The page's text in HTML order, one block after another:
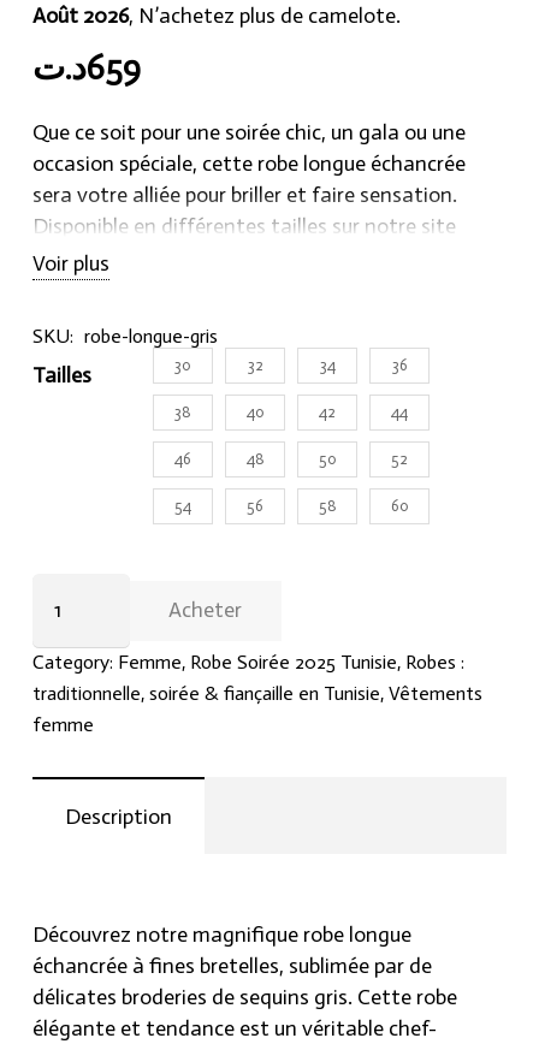
Août 2026, N’achetez plus de camelote.
659د.ت
Que ce soit pour une soirée chic, un gala ou une
occasion spéciale, cette robe longue échancrée
sera votre alliée pour briller et faire sensation.
Disponible en différentes tailles sur notre site
Hraier.com, ne manquez pas l’opportunité de vous
procurer cette robe exclusive qui fera de vous la
Voir plus
SKU: robe-longue-gris
Tailles 30 32 34 36
38 40 42 44
46 48 50 52
54 56 58 60
longue
échancrée
à
fines
brodées
Acheter
Category: Femme, Robe Soirée 2025 Tunisie, Robes :
traditionnelle, soirée & fiançaille en Tunisie, Vêtements
femme
Description
Découvrez notre magnifique robe longue
échancrée à fines bretelles, sublimée par de
délicates broderies de sequins gris. Cette robe
élégante et tendance est un véritable chef-